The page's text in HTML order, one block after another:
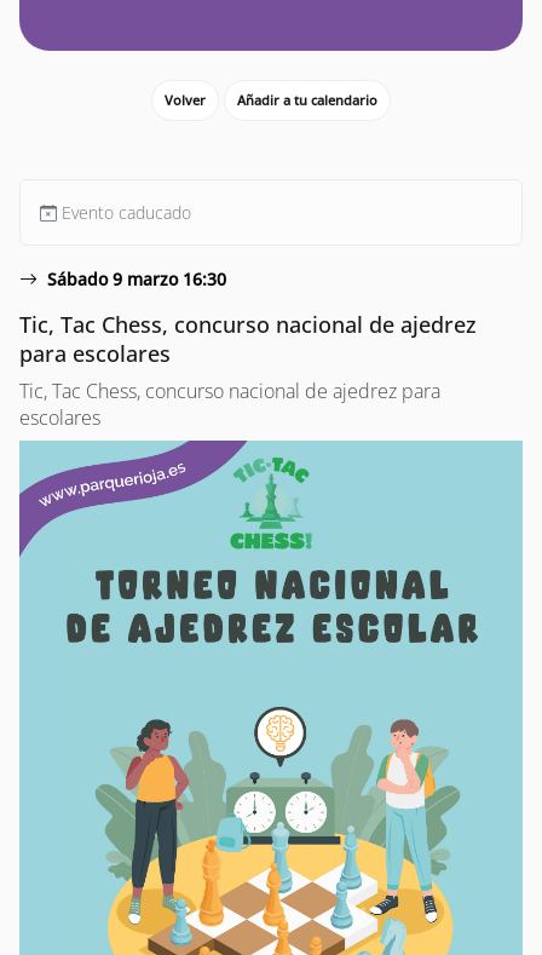
Volver Añadir a tu calendario
Evento caducado
Sábado 9 marzo 16:30
Tic, Tac Chess, concurso nacional de ajedrez
para escolares
Tic, Tac Chess, concurso nacional de ajedrez para
escolares